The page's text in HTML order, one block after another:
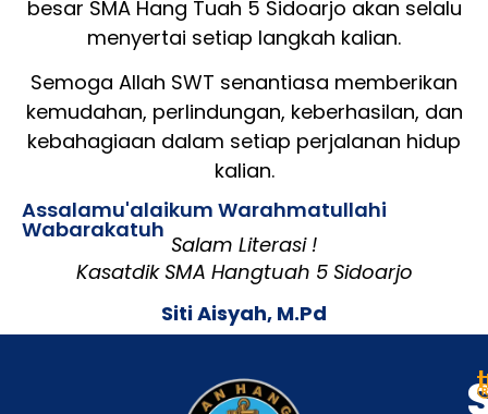
besar SMA Hang Tuah 5 Sidoarjo akan selalu
menyertai setiap langkah kalian.
Semoga Allah SWT senantiasa memberikan
kemudahan, perlindungan, keberhasilan, dan
kebahagiaan dalam setiap perjalanan hidup
kalian.
Assalamu'alaikum Warahmatullahi
Wabarakatuh
Salam Literasi !
Kasatdik SMA Hangtuah 5 Sidoarjo
Siti Aisyah, M.Pd